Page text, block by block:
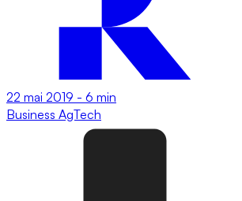
22 mai 2019 - 6 min
Business AgTech